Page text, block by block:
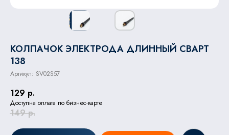
КОЛПАЧОК ЭЛЕКТРОДА ДЛИННЫЙ СВАРТ
138
Артикул: SV02S57
129 р.
Доступна оплата по бизнес-карте
149 р.